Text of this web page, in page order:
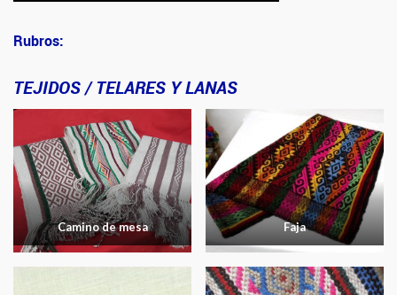
Rubros:
TEJIDOS / TELARES Y LANAS
Camino de mesa Faja